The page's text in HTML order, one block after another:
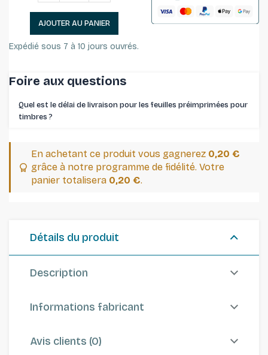
AJOUTER AU PANIER
Expédié sous 7 à 10 jours ouvrés.
Foire aux questions
Quel est le délai de livraison pour les feuilles préimprimées pour
timbres ⁠?
En achetant ce produit vous gagnerez 0,20 €
grâce à notre programme de fidélité. Votre
panier totalisera 0,20 €.
Détails du produit
Description
Informations fabricant
Avis clients (0)